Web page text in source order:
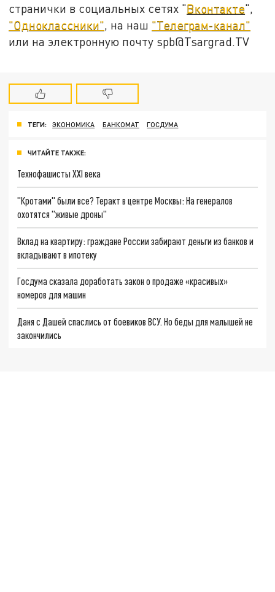
странички в социальных сетях "Вконтакте",
"Одноклассники", на наш "Телеграм-канал"
или на электронную почту spb@Tsargrad.TV
ТЕГИ: ЭКОНОМИКА БАНКОМАТ ГОСДУМА
ЧИТАЙТЕ ТАКЖЕ:
Технофашисты XXI века
"Кротами" были все? Теракт в центре Москвы: На генералов
охотятся "живые дроны"
Вклад на квартиру: граждане России забирают деньги из банков и
вкладывают в ипотеку
Госдума сказала доработать закон о продаже «красивых»
номеров для машин
Даня с Дашей спаслись от боевиков ВСУ. Но беды для малышей не
закончились